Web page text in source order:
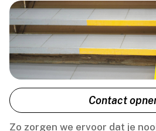
Contact
Zo zorgen we ervoor dat je